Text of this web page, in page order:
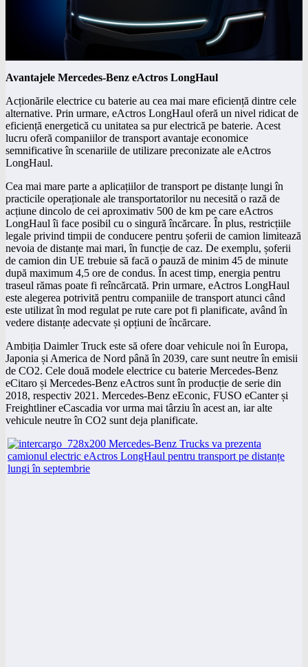
Avantajele Mercedes-Benz eActros LongHaul
Acționările electrice cu baterie au cea mai mare eficiență dintre cele
alternative. Prin urmare, eActros LongHaul oferă un nivel ridicat de
eficiență energetică cu unitatea sa pur electrică pe baterie. Acest
lucru oferă companiilor de transport avantaje economice
semnificative în scenariile de utilizare preconizate ale eActros
LongHaul.
Cea mai mare parte a aplicațiilor de transport pe distanțe lungi în
practicile operaționale ale transportatorilor nu necesită o rază de
acțiune dincolo de cei aproximativ 500 de km pe care eActros
LongHaul îi face posibil cu o singură încărcare. În plus, restricțiile
legale privind timpii de conducere pentru șoferii de camion limitează
nevoia de distanțe mai mari, în funcție de caz. De exemplu, șoferii
de camion din UE trebuie să facă o pauză de minim 45 de minute
după maximum 4,5 ore de condus. În acest timp, energia pentru
traseul rămas poate fi reîncărcată. Prin urmare, eActros LongHaul
este alegerea potrivită pentru companiile de transport atunci când
este utilizat în mod regulat pe rute care pot fi planificate, având în
vedere distanțe adecvate și opțiuni de încărcare.
Ambiția Daimler Truck este să ofere doar vehicule noi în Europa,
Japonia și America de Nord până în 2039, care sunt neutre în emisii
de CO2. Cele două modele electrice cu baterie Mercedes-Benz
eCitaro și Mercedes-Benz eActros sunt în producție de serie din
2018, respectiv 2021. Mercedes-Benz eEconic, FUSO eCanter și
Freightliner eCascadia vor urma mai târziu în acest an, iar alte
vehicule neutre în CO2 sunt deja planificate.